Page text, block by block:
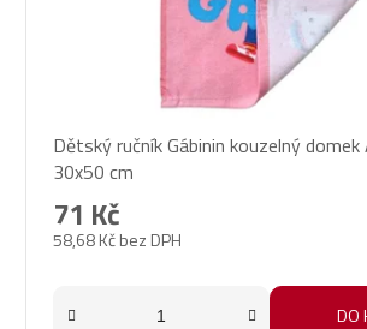
Dětský ručník Gábinin kouzelný domek
30x50 cm
58,68 Kč bez DPH
71 Kč
DO